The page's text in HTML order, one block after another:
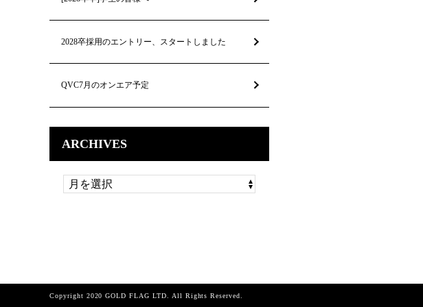
2028卒採用のエントリー、スタートしました
QVC7月のオンエア予定
ARCHIVES
Copyright 2020 GOLD FLAG LTD. All Rights Reserved.